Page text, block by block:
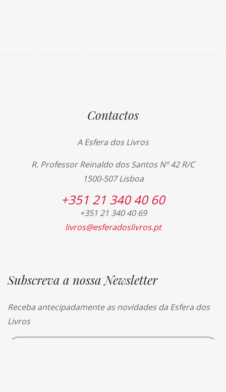
Contactos
A Esfera dos Livros
R. Professor Reinaldo dos Santos Nº 42 R/C
1500-507 Lisboa
+351 21 340 40 60
+351 21 340 40 69
livros@esferadoslivros.pt
Subscreva a nossa Newsletter
Receba antecipadamente as novidades da Esfera dos
Livros